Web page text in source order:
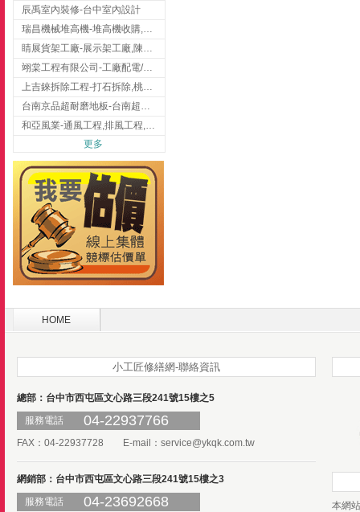
辰禹室內裝修-台中室內設計
瑞昌機械堆高機-堆高機收購,新北市堆高機,桃園堆高機
睛展貨架工廠-展示架工廠,陳列架,台中展示架工廠
翊棠工程有限公司-工廠配電/高雄消防機電公司
上吉錸拆除工程-打石拆除,桃園打石拆除,桃園拆除工程
台南京品超耐磨地板-台南超耐磨地板
和亞風業-通風工程,排風工程,彰化通風工程,彰化排風工程
更多
HOME
小工匠修繕網-聯絡資訊
總部：台中市西屯區文心路三段241號15樓之5
服務電話
04-22937766
FAX：04-22937728 E-mail： service@ykqk.com.tw
網銷部：台中市西屯區文心路三段241號15樓之3
服務電話
04-23692668
本網